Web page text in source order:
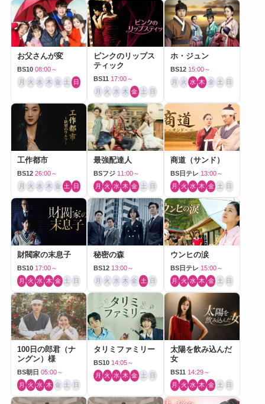
お父さんが変
BS10 08:00～
月 火 水 木 金 土 日
ピンクのリップス
ティック
BS11 17:00～
月 火 水 木 金 土 日
ホ・ジュン
BS12 15:00～
月 火 水 木 金 土 日
工作都市
BS12 26:00～
月 火 水 木 金 土 日
最強配達人
BSフジ 11:00～
月 火 水 木 金 土 日
商道（サンド）
BS日テレ 13:00～
月 火 水 木 金 土 日
財閥家の末息子
BS10 17:00～
月 火 水 木 金 土 日
秘密の森
BS12 13:00～
月 火 水 木 金 土 日
ウンヒの涙
BS日テレ 15:00～
月 火 水 木 金 土 日
100日の郎君（ナ
ングン）様
BS朝日 05:00～
月 火 水 木 金 土 日
タリミファミリー
BS10 14:05～
月 火 水 木 金 土 日
太陽を飲み込んだ
女
BS11 14:29～
月 火 水 木 金 土 日